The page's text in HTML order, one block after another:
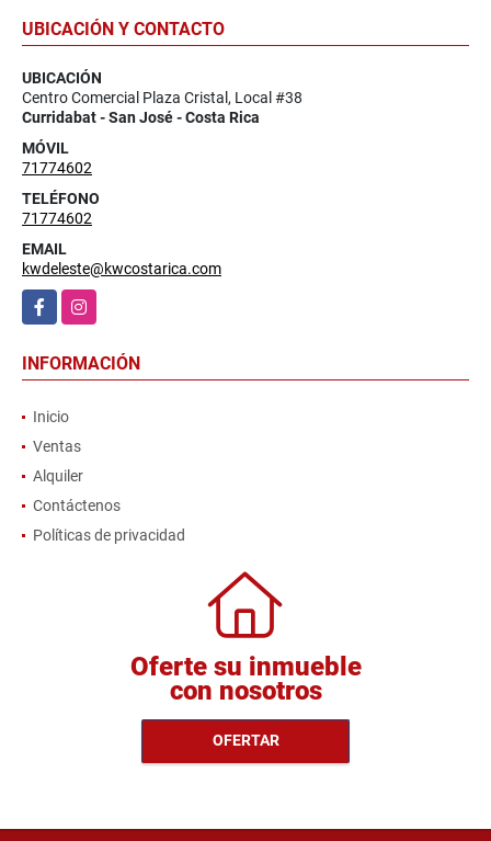
UBICACIÓN Y CONTACTO
UBICACIÓN
Centro Comercial Plaza Cristal, Local #38
Curridabat - San José - Costa Rica
MÓVIL
71774602
TELÉFONO
71774602
EMAIL
kwdeleste@kwcostarica.com
FacebookInstagram
INFORMACIÓN
Inicio
Ventas
Alquiler
Contáctenos
Políticas de privacidad
Oferte su inmueble
con nosotros
OFERTAR